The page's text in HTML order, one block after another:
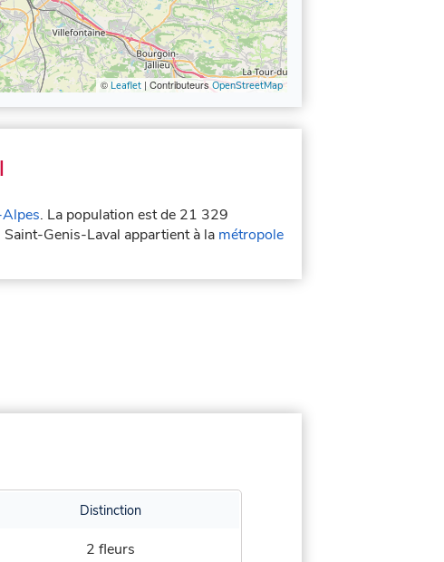
© Leaflet | ContributeursOpenStreetMap
. La population est de 21 329
Genis-Laval appartient à la métropole
Distinction
2 fleurs